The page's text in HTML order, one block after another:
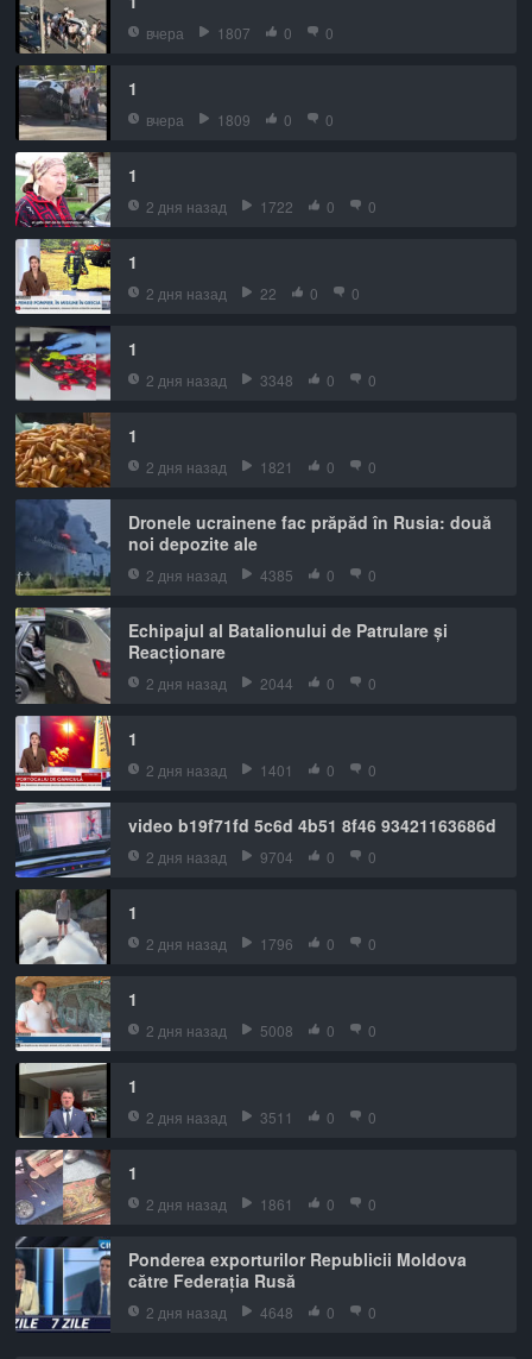
вчера 1807 0 0
1
вчера 1809 0 0
1
2 дня назад 1722 0 0
1
2 дня назад 22 0 0
1
2 дня назад 3348 0 0
1
2 дня назад 1821 0 0
Dronele ucrainene fac prăpăd în Rusia: două
noi depozite ale
2 дня назад 4385 0 0
Echipajul al Batalionului de Patrulare și
Reacționare
2 дня назад 2044 0 0
1
2 дня назад 1401 0 0
video b19f71fd 5c6d 4b51 8f46 93421163686d
2 дня назад 9704 0 0
1
2 дня назад 1796 0 0
1
2 дня назад 5008 0 0
1
2 дня назад 3511 0 0
1
2 дня назад 1861 0 0
Ponderea exporturilor Republicii Moldova
către Federația Rusă
2 дня назад 4648 0 0